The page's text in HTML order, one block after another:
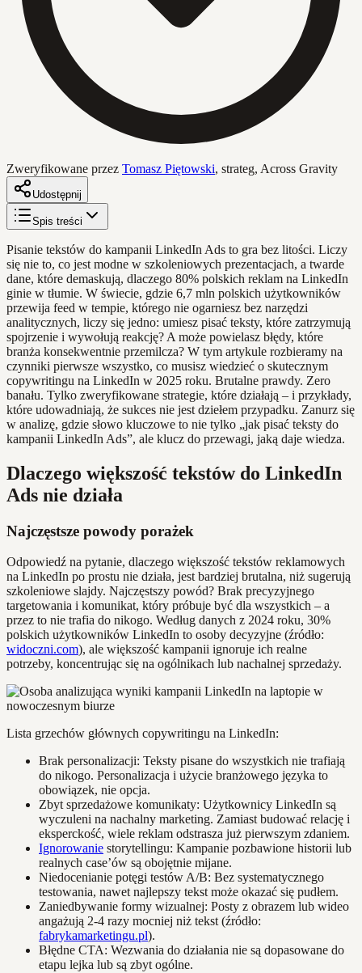
Zweryfikowane przez Tomasz Piętowski, strateg, Across Gravity
Udostępnij
Spis treści
Pisanie tekstów do kampanii LinkedIn Ads to gra bez litości. Liczy
się nie to, co jest modne w szkoleniowych prezentacjach, a twarde
dane, które demaskują, dlaczego 80% polskich reklam na LinkedIn
ginie w tłumie. W świecie, gdzie 6,7 mln polskich użytkowników
przewija feed w tempie, którego nie ogarniesz bez narzędzi
analitycznych, liczy się jedno: umiesz pisać teksty, które zatrzymują
spojrzenie i wywołują reakcję? A może powielasz błędy, które
branża konsekwentnie przemilcza? W tym artykule rozbieramy na
czynniki pierwsze wszystko, co musisz wiedzieć o skutecznym
copywritingu na LinkedIn w 2025 roku. Brutalne prawdy. Zero
banału. Tylko zweryfikowane strategie, które działają – i przykłady,
które udowadniają, że sukces nie jest dziełem przypadku. Zanurz się
w analizę, gdzie słowo kluczowe to nie tylko „jak pisać teksty do
kampanii LinkedIn Ads”, ale klucz do przewagi, jaką daje wiedza.
Dlaczego większość tekstów do LinkedIn
Ads nie działa
Najczęstsze powody porażek
Odpowiedź na pytanie, dlaczego większość tekstów reklamowych
na LinkedIn po prostu nie działa, jest bardziej brutalna, niż sugerują
szkoleniowe slajdy. Najczęstszy powód? Brak precyzyjnego
targetowania i komunikat, który próbuje być dla wszystkich – a
przez to nie trafia do nikogo. Według danych z 2024 roku, 30%
polskich użytkowników LinkedIn to osoby decyzyjne (źródło:
widoczni.com), ale większość kampanii ignoruje ich realne
potrzeby, koncentrując się na ogólnikach lub nachalnej sprzedaży.
Lista grzechów głównych copywritingu na LinkedIn:
Brak personalizacji: Teksty pisane do wszystkich nie trafiają
do nikogo. Personalizacja i użycie branżowego języka to
obowiązek, nie opcja.
Zbyt sprzedażowe komunikaty: Użytkownicy LinkedIn są
wyczuleni na nachalny marketing. Zamiast budować relację i
eksperckość, wiele reklam odstrasza już pierwszym zdaniem.
Ignorowanie storytellingu: Kampanie pozbawione historii lub
realnych case’ów są obojętnie mijane.
Niedocenianie potęgi testów A/B: Bez systematycznego
testowania, nawet najlepszy tekst może okazać się pudłem.
Zaniedbywanie formy wizualnej: Posty z obrazem lub wideo
angażują 2-4 razy mocniej niż tekst (źródło:
fabrykamarketingu.pl).
Błędne CTA: Wezwania do działania nie są dopasowane do
etapu lejka lub są zbyt ogólne.